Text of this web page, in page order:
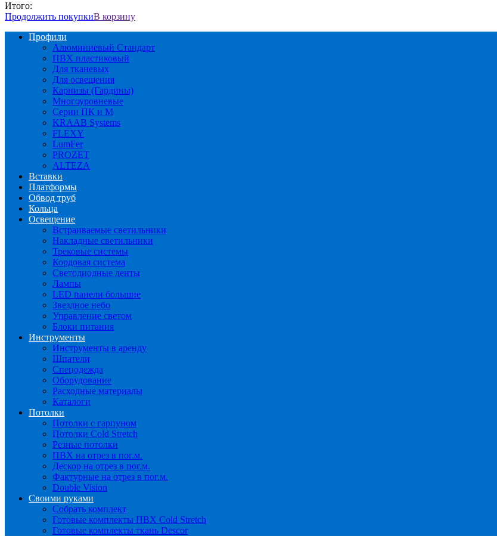
Итого:
Продолжить покупкиВ корзину
Профили
Алюминиевый Стандарт
ПВХ пластиковый
Для тканевых
Для освещения
Карнизы (Гардины)
Многоуровневые
Серии ПК и М
KRAAB Systems
FLEXY
LumFer
PROZET
ALTEZA
Вставки
Платформы
Обвод труб
Кольца
Освещение
Встраиваемые светильники
Накладные светильники
Трековые системы
Кордовая система
Светодиодные ленты
Лампы
LED панели большие
Звездное небо
Управление светом
Блоки питания
Инструменты
Инструменты в аренду
Шпатели
Спецодежда
Оборудование
Расходные материалы
Каталоги
Потолки
Потолки с гарпуном
Потолки Cold Stretch
Резные потолки
ПВХ на отрез в пог.м.
Дескор на отрез в пог.м.
Фактурные на отрез в пог.м.
Double Vision
Своими руками
Собрать комплект
Готовые комплекты ПВХ Cold Stretch
Готовые комплекты ткань Descor